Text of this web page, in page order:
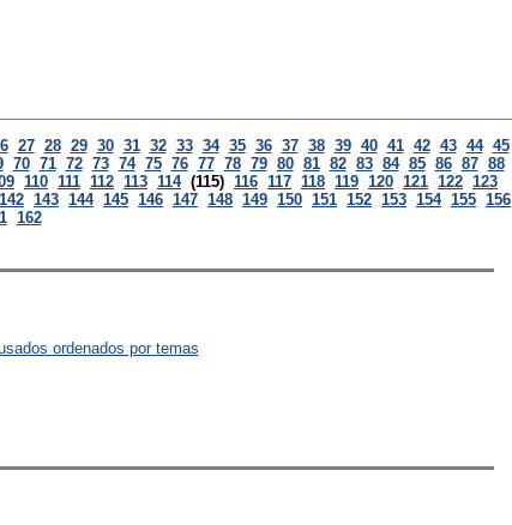
27 28 29 30 31 32 33 34 35 36 37 38 39 40 41 42 43 44 45
70 71 72 73 74 75 76 77 78 79 80 81 82 83 84 85 86 87 88
110 111 112 113 114 (115) 116 117 118 119 120 121 122 123
142 143 144 145 146 147 148 149 150 151 152 153 154 155 156
162
ordenados por temas